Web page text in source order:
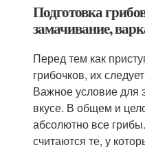
Подготовка
замачивание,
Перед тем как
грибочков, их
Важное условие для
вкусе. В общем и
абсолютно все
считаются те, у